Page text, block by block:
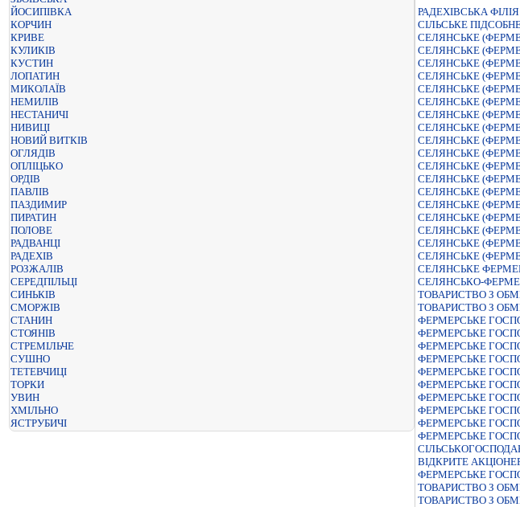
ЙОСИПІВКА
КОРЧИН
КРИВЕ
КУЛИКІВ
КУСТИН
ЛОПАТИН
МИКОЛАЇВ
НЕМИЛІВ
НЕСТАНИЧІ
НИВИЦІ
НОВИЙ ВИТКІВ
ОГЛЯДІВ
ОПЛІЦЬКО
ОРДІВ
ПАВЛІВ
ПАЗДИМИР
ПИРАТИН
ПОЛОВЕ
РАДВАНЦІ
РАДЕХІВ
РОЗЖАЛІВ
СЕРЕДПІЛЬЦІ
СИНЬКІВ
СМОРЖІВ
СТАНИН
СТОЯНІВ
СТРЕМІЛЬЧЕ
СУШНО
ТЕТЕВЧИЦІ
ТОРКИ
УВИН
ХМІЛЬНО
ЯСТРУБИЧІ
РАДЕХІВСЬКА
СІЛЬСЬКЕ
СЕЛЯНСЬКЕ
СЕЛЯНСЬКЕ
СЕЛЯНСЬКЕ
СЕЛЯНСЬКЕ
СЕЛЯНСЬКЕ
СЕЛЯНСЬКЕ
СЕЛЯНСЬКЕ
СЕЛЯНСЬКЕ
СЕЛЯНСЬКЕ
СЕЛЯНСЬКЕ
СЕЛЯНСЬКЕ
СЕЛЯНСЬКЕ
СЕЛЯНСЬКЕ
СЕЛЯНСЬКЕ
СЕЛЯНСЬКЕ
СЕЛЯНСЬКЕ
СЕЛЯНСЬКЕ
СЕЛЯНСЬКЕ
СЕЛЯНСЬКЕ
СЕЛЯНСЬКО-
ТОВАРИСТВО З
ТОВАРИСТВО З
ФЕРМЕРСЬКЕ
ФЕРМЕРСЬКЕ
ФЕРМЕРСЬКЕ
ФЕРМЕРСЬКЕ
ФЕРМЕРСЬКЕ
ФЕРМЕРСЬКЕ
ФЕРМЕРСЬКЕ
ФЕРМЕРСЬКЕ
ФЕРМЕРСЬКЕ
ФЕРМЕРСЬКЕ
ВIДКРИТЕ
ФЕРМЕРСЬКЕ
ТОВАРИСТВО З
ТОВАРИСТВО З